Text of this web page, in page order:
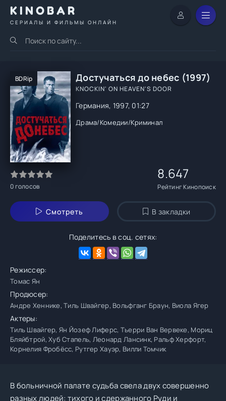
KINOBAR
СЕРИАЛЫ И ФИЛЬМЫ ОНЛАЙН
BDRip Достучаться до небес (1997)
KNOCKIN' ON HEAVEN'S DOOR
Германия, 1997, 01:27
Драма/Комедии/Криминал
0голосов
8.647
Рейтинг Кинопоиск
Смотреть В закладки
Поделитесь в соц. сетях:
Режиссер:
Томас Ян
Продюсер:
Андре Хеннике, Тиль Швайгер, Вольфганг Браун, Виола Ягер
Актеры:
Тиль Швайгер, Ян Йозеф Лиферс, Тьерри Ван Вервеке, Мориц
Бляйбтрой, Хуб Стапель, Леонард Лансинк, Ральф Херфорт,
Корнелия Фробёсс, Рутгер Хауэр, Вилли Томчик
В больничной палате судьба свела двух совершенно
разных людей: тихого и сдержанного Руди и